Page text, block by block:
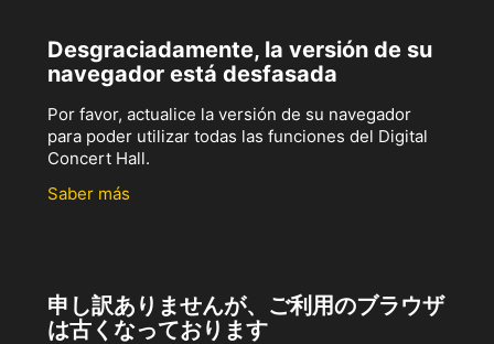
Desgraciadamente, la versión de su
navegador está desfasada
Por favor, actualice la versión de su navegador
para poder utilizar todas las funciones del Digital
Concert Hall.
Saber más
申し訳ありませんが、ご利用のブラウザ
は古くなっております